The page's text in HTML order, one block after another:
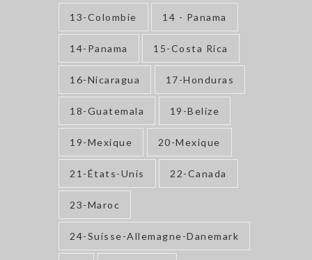
13-Colombie 14 - Panama
14-Panama 15-Costa Rica
16-Nicaragua 17-Honduras
18-Guatemala 19-Belize
19-Mexique 20-Mexique
21-États-Unis 22-Canada
23-Maroc
24-Suisse-Allemagne-Danemark